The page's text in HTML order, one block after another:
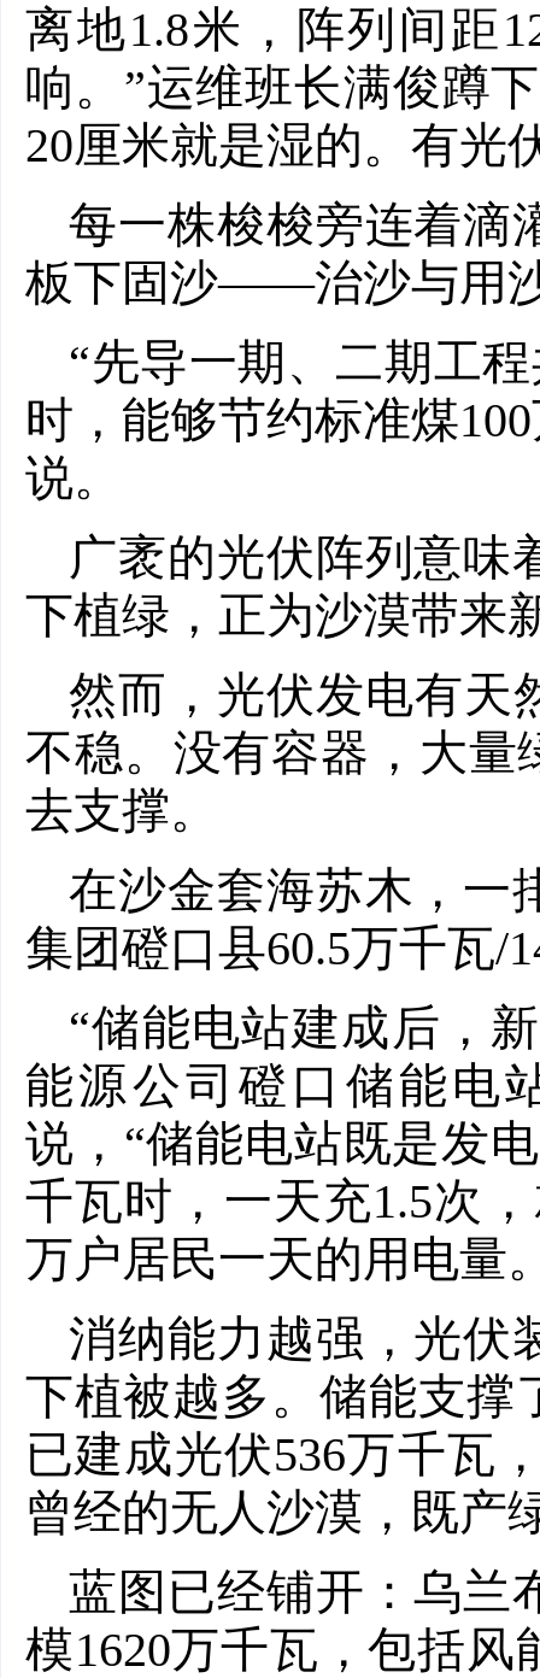
离地1.8米，阵列间距
响。”运维班长满俊蹲
20厘米就是湿的。有光
每一株梭梭旁连着滴
板下固沙——治沙与用
“先导一期、二期工
时，能够节约标准煤
说。
广袤的光伏阵列意味
下植绿，正为沙漠带来
然而，光伏发电有天
不稳。没有容器，大量
去支撑。
在沙金套海苏木，一
集团磴口县60.5万千瓦/
“储能电站建成后，
能源公司磴口储能电
说，“储能电站既是发
千瓦时，一天充1.5次
万户居民一天的用电量
消纳能力越强，光伏
下植被越多。储能支撑
已建成光伏536万千瓦
曾经的无人沙漠，既产
蓝图已经铺开：乌兰
模1620万千瓦，包括